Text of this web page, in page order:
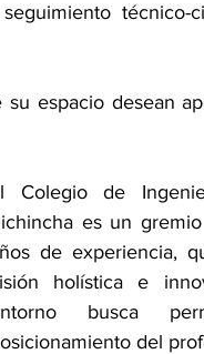
técnico-
espacio desean
Colegio de
es un
de experiencia,
holística e
busca
del